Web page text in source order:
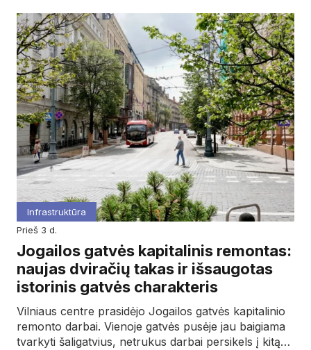
Infrastruktūra
prieš 3 d.
Jogailos gatvės kapitalinis remontas:
naujas dviračių takas ir išsaugotas
istorinis gatvės charakteris
Vilniaus centre prasidėjo Jogailos gatvės kapitalinio
remonto darbai. Vienoje gatvės pusėje jau baigiama
tvarkyti šaligatvius, netrukus darbai persikels į kitą…